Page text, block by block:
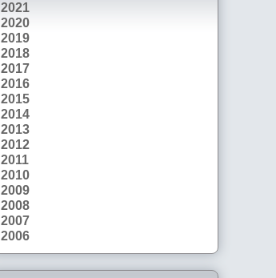
2021
2020
2019
2018
2017
2016
2015
2014
2013
2012
2011
2010
2009
2008
2007
2006